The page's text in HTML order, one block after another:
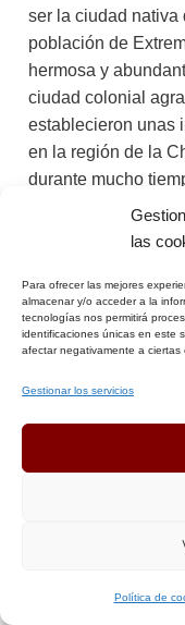
las
Para ofrecer las mejores
almacenar y/o acceder a la
tecnologías nos permitirá
identificaciones únicas en este
afectar negativamente a ciertas
Gestionar los servicios
Política de
ser la ciudad nativa
población de
hermosa y
ciudad colonial
establecieron unas
en la región de la
durante mucho
sido declaradas
Unesco. En el
desarrollar una
como en
caña de azúcar,
la ciudad es la más
económico
ciudad con barrios
sentido de la
Cruz es también la
centro aéreo para